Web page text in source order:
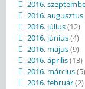
2016.
2016. augusztus
2016. július(12)
2016. június(4)
2016. május(9)
2016. április(13)
2016. március(5)
2016. február(2)